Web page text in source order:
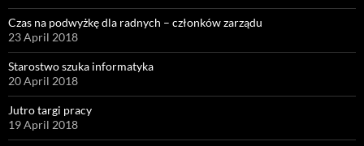
Czas na podwyżkę dla radnych – członków zarządu
23 April 2018
Starostwo szuka informatyka
20 April 2018
Jutro targi pracy
19 April 2018